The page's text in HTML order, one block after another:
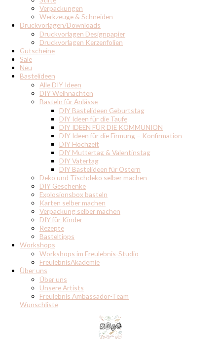
Verpackungen
Werkzeuge & Schneiden
Druckvorlagen/Downloads
Druckvorlagen Designpapier
Druckvorlagen Kerzenfolien
Gutscheine
Sale
Neu
Bastelideen
Alle DIY Ideen
DIY Weihnachten
Basteln für Anlässe
DIY Bastelideen Geburtstag
DIY Ideen für die Taufe
DIY IDEEN FÜR DIE KOMMUNION
DIY Ideen für die Firmung – Konfirmation
DIY Hochzeit
DIY Muttertag & Valentinstag
DIY Vatertag
DIY Bastelideen für Ostern
Deko und Tischdeko selber machen
DIY Geschenke
Explosionsbox basteln
Karten selber machen
Verpackung selber machen
DIY für Kinder
Rezepte
Basteltipps
Workshops
Workshops im Freulebnis-Studio
FreulebnisAkademie
Über uns
Über uns
Unsere Artists
Freulebnis Ambassador-Team
Wunschliste